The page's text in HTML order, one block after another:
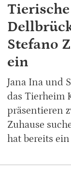
Stefano
ein
Jana Ina und
das Tierheim
präsentieren
Zuhause
hat bereits